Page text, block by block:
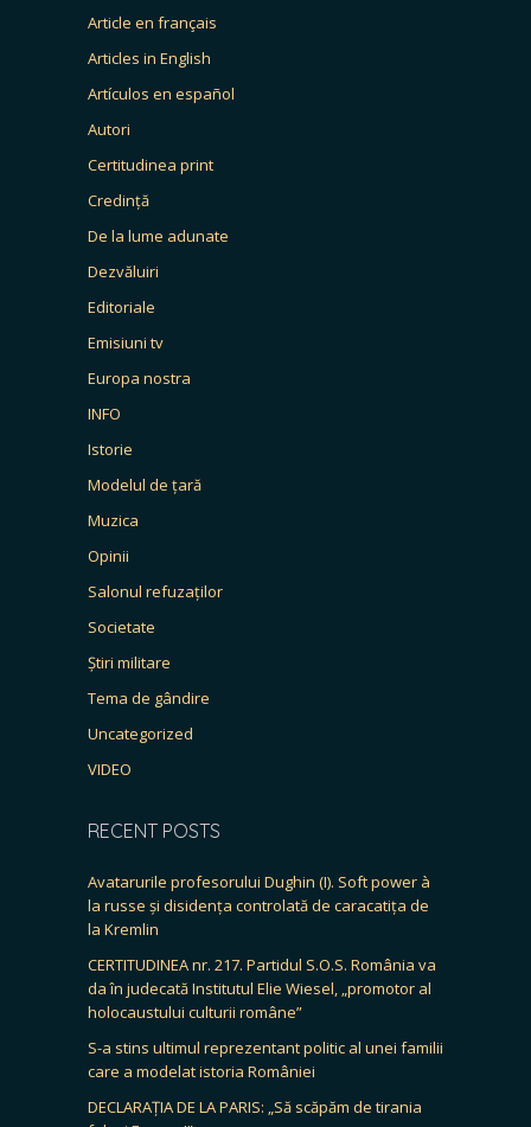
Article en français
Articles in English
Artículos en español
Autori
Certitudinea print
Credință
De la lume adunate
Dezvăluiri
Editoriale
Emisiuni tv
Europa nostra
INFO
Istorie
Modelul de țară
Muzica
Opinii
Salonul refuzaților
Societate
Știri militare
Tema de gândire
Uncategorized
VIDEO
RECENT POSTS
Avatarurile profesorului Dughin (I). Soft power à
la russe și disidența controlată de caracatița de
la Kremlin
CERTITUDINEA nr. 217. Partidul S.O.S. România va
da în judecată Institutul Elie Wiesel, „promotor al
holocaustului culturii române”
S-a stins ultimul reprezentant politic al unei familii
care a modelat istoria României
DECLARAȚIA DE LA PARIS: „Să scăpăm de tirania